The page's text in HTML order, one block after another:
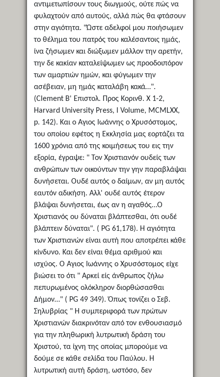
αντιμετωπίσουν τους διωγμούς, ούτε πώς να
φυλαχτούν από αυτούς, αλλά πώς θα φτάσουν
στην αγιότητα. "Ώστε αδελφοί μου ποιήσωμεν
το θέλημα του πατρός του καλέσαντοις ημάς,
ίνα ζήσωμεν και διώξωμεν μάλλον την αρετήν,
την δε κακίαν καταλείψωμεν ως προοδοιπόρον
των αμαρτιών ημών, και φύγωμεν την
ασέβειαν, μη ημάς καταλάβη κακά…".
(Clement Β' Επιστολ. Προς Κορινθ. Χ 1-2,
Harvard University Press, I Volume, MCMLXX,
p. 142). Και ο Αγιος Ιωάννης ο Χρυσόστομος,
του οποίου εφέτος η Εκκλησία μας εορτάζει τα
1600 χρόνια από της κοιμήσεως του εις την
εξορία, έγραψε: " Τον Χριστιανόν ουδείς των
ανθρώπων των οικούντων την γην παραβλάψαι
δυνήσεται. Ουδέ αυτός ο δαίμων, αν μη αυτός
εαυτόν αδικήση. Αλλ' ουδέ αυτός έτερον
βλάψαι δυνήσεται, έως αν η αγαθός…Ο
Χριστιανός ου δύναται βλάπτεσθαι, ότι ουδέ
βλάπτειν δύναται". ( PG 61,178). Η αγιότητα
των Χριστιανών είναι αυτή που αποτρέπει κάθε
κίνδυνο. Και δεν είναι θέμα αριθμού και
ισχύος. Ο Άγιος Ιωάννης ο Χρυσόστομος είχε
βιώσει το ότι " Αρκεί είς άνθρωπος ζήλω
πεπυρωμένος ολόκληρον διορθώσασθαι
Δήμον…" ( PG 49 349). Όπως τονίζει ο Σεβ.
Σηλυβρίας " Η συμπεριφορά των πρώτων
Χριστιανών διακρινόταν από τον ενθουσιασμό
για την πληθωρική λυτρωτική δράση του
Χριστού, τα ίχνη της οποίας μπορούμε να
δούμε σε κάθε σελίδα του Παύλου. Η
λυτρωτική αυτή δράση, ωστόσο, δεν